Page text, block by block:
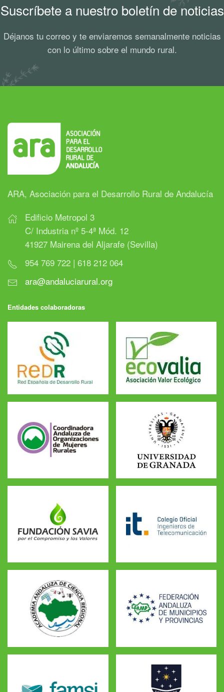
Suscríbete a nuestro boletín de noticias
Déjanos tu correo y te enviaremos semanalmente noticias
con lo último sobre el mundo rural.
ARA, Asociación para el Desarrollo Rural de Andalucía
Edificio Metropol 3
C/ Industria nº 5-4ª Mód. 12
41927 Mairena del Aljarafe (Sevilla)
954 769 722 | 618 212 064
ara@andaluciarural.org
Entidades colaboradoras